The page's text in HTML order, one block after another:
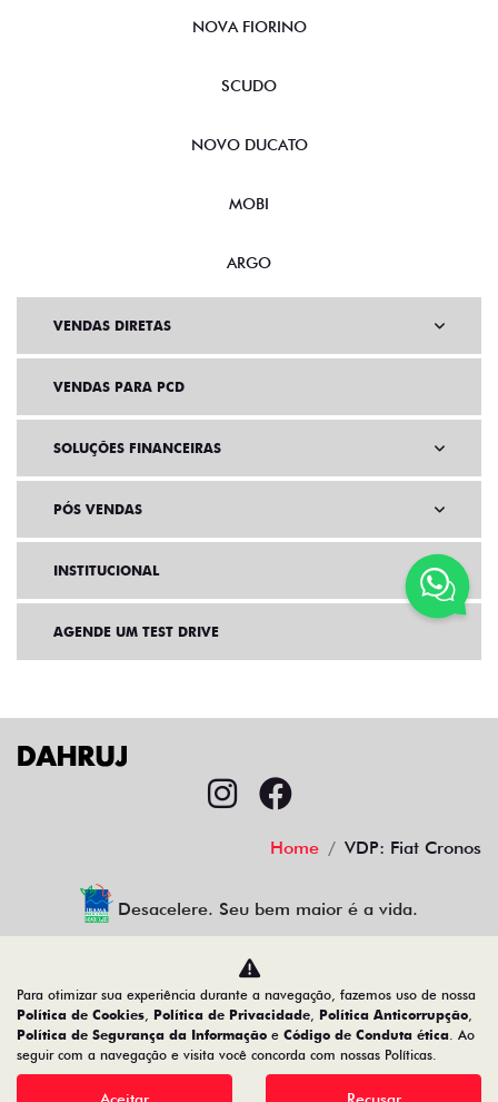
NOVA FIORINO
SCUDO
NOVO DUCATO
MOBI
ARGO
VENDAS DIRETAS
VENDAS PARA PCD
SOLUÇÕES FINANCEIRAS
PÓS VENDAS
INSTITUCIONAL
AGENDE UM TEST DRIVE
Home VDP: Fiat Cronos
Desacelere. Seu bem maior é a vida.
CMJ Comércio de Veículos Ltda
05.026.792/0024-83
Para otimizar sua experiência durante a navegação, fazemos uso de nossa
Política de Cookies, Política de Privacidade, Política Anticorrupção,
Política de Segurança da Informação e Código de Conduta ética. Ao
seguir com a navegação e visita você concorda com nossas Políticas.